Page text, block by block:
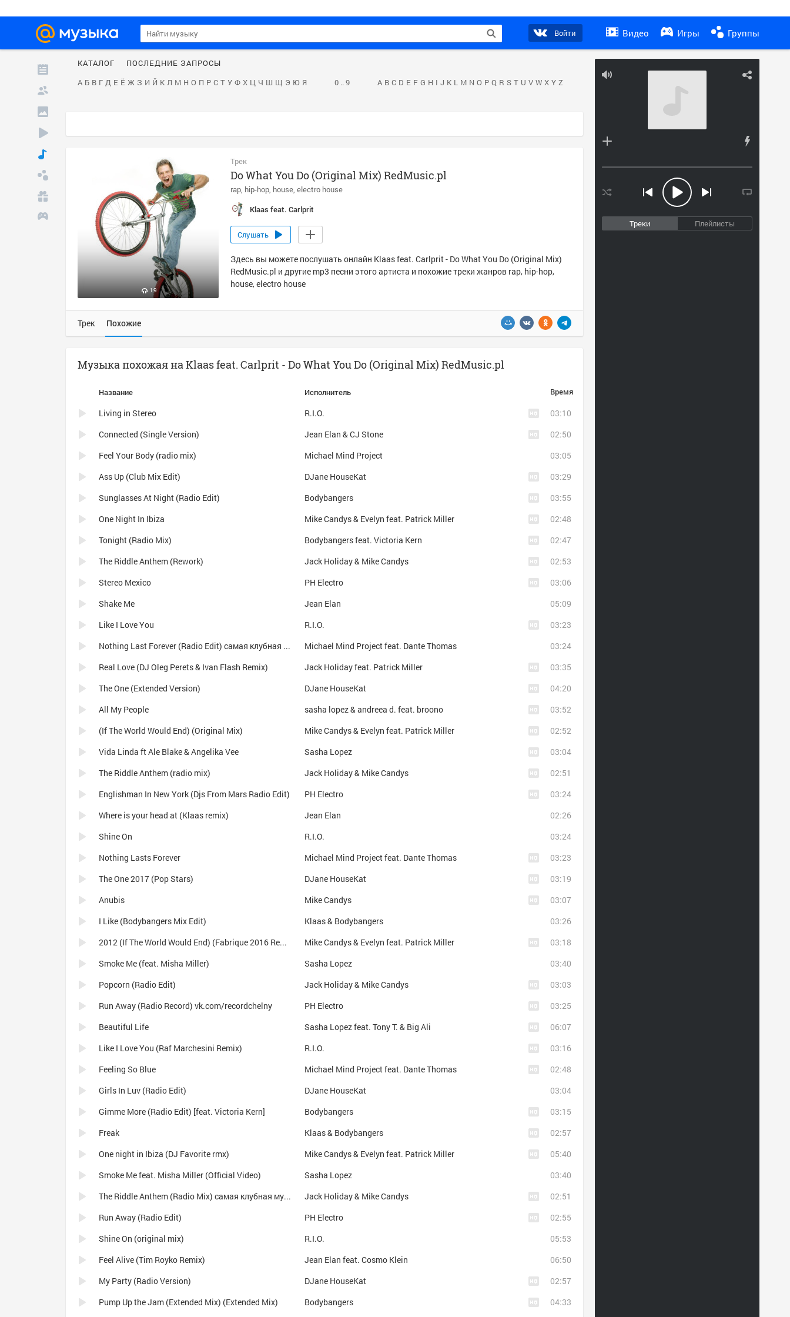
Войти Видео Игры Группы
Треки Плейлисты
КАТАЛОГ
ПОСЛЕДНИЕ ЗАПРОСЫ
А Б В Г Д Е Ё Ж З И Й К Л М Н О П Р С Т У Ф Х Ц Ч Ш Щ Э Ю Я 0 .. 9 A B C D E F G H I J K L M N O P Q R S T U V W X Y Z
19
Трек
Do What You Do (Original Mix) RedMusic.pl
rap hip-hop house electro house
Klaas feat. Carlprit
Слушать
Здесь вы можете послушать онлайн Klaas feat. Carlprit - Do What You Do (Original Mix)
RedMusic.pl и другие mp3 песни этого артиста и похожие треки жанров rap, hip-hop,
house, electro house
Трек Похожие
Музыка похожая на Klaas feat. Carlprit - Do What You Do (Original Mix) RedMusic.pl
Название Исполнитель Время
Living in Stereo R.I.O.
03:10
Connected (Single Version)
Jean Elan & CJ Stone
02:50
Feel Your Body (radio mix)
Michael Mind Project
03:05
Ass Up (Club Mix Edit)
DJane HouseKat
03:29
Sunglasses At Night (Radio Edit)
Bodybangers
03:55
One Night In Ibiza
Mike Candys & Evelyn feat. Patrick Miller
02:48
Tonight (Radio Mix)
Bodybangers feat. Victoria Kern
02:47
The Riddle Anthem (Rework)
Jack Holiday & Mike Candys
02:53
Stereo Mexico
PH Electro
03:06
Shake Me
Jean Elan
05:09
Like I Love You
R.I.O.
03:23
Nothing Last Forever (Radio Edit) cамая клубная музыка только у нас, заходи к нам http://vk.com/clubmusictlt
Michael Mind Project feat. Dante Thomas
03:24
Real Love (DJ Oleg Perets & Ivan Flash Remix)
Jack Holiday feat. Patrick Miller
03:35
The One (Extended Version)
DJane HouseKat
04:20
All My People
sasha lopez & andreea d. feat. broono
03:52
(If The World Would End) (Original Mix)
Mike Candys & Evelyn feat. Patrick Miller
02:52
Vida Linda ft Ale Blake & Angelika Vee
Sasha Lopez
03:04
The Riddle Anthem (radio mix)
Jack Holiday & Mike Candys
02:51
Englishman In New York (Djs From Mars Radio Edit)
PH Electro
03:24
Where is your head at (Klaas remix)
Jean Elan
02:26
Shine On
R.I.O.
03:24
Nothing Lasts Forever
Michael Mind Project feat. Dante Thomas
03:23
The One 2017 (Pop Stars)
DJane HouseKat
03:19
Anubis
Mike Candys
03:07
I Like (Bodybangers Mix Edit)
Klaas & Bodybangers
03:26
2012 (If The World Would End) (Fabrique 2016 Remix)
Mike Candys & Evelyn feat. Patrick Miller
03:18
Smoke Me (feat. Misha Miller)
Sasha Lopez
03:40
Popcorn (Radio Edit)
Jack Holiday & Mike Candys
03:03
Run Away (Radio Record) vk.com/recordchelny
PH Electro
03:25
Beautiful Life
Sasha Lopez feat. Tony T. & Big Ali
06:07
Like I Love You (Raf Marchesini Remix)
R.I.O.
03:16
Feeling So Blue
Michael Mind Project feat. Dante Thomas
02:48
Girls In Luv (Radio Edit)
DJane HouseKat
03:04
Gimme More (Radio Edit) [feat. Victoria Kern]
Bodybangers
03:15
Freak
Klaas & Bodybangers
02:57
One night in Ibiza (DJ Favorite rmx)
Mike Candys & Evelyn feat. Patrick Miller
05:40
Smoke Me feat. Misha Miller (Official Video)
Sasha Lopez
03:40
The Riddle Anthem (Radio Mix) cамая клубная музыка только у нас, заходи к нам http://vk.com/clubmusictlt
Jack Holiday & Mike Candys
02:51
Run Away (Radio Edit)
PH Electro
02:55
Shine On (original mix)
R.I.O.
05:53
Feel Alive (Tim Royko Remix)
Jean Elan feat. Cosmo Klein
06:50
My Party (Radio Version)
DJane HouseKat
02:57
Pump Up the Jam (Extended Mix) (Extended Mix)
Bodybangers 04:33